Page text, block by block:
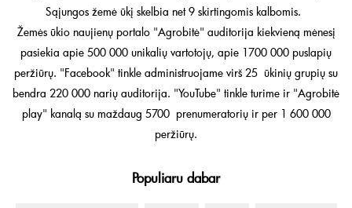
Sąjungos žemė ūkį skelbia net 9 skirtingomis kalbomis.
Žemės ūkio naujienų portalo "Agrobitė" auditorija kiekvieną mėnesį
pasiekia apie 500 000 unikalių vartotojų, apie 1700 000 puslapių
peržiūrų. "Facebook" tinkle administruojame virš 25 ūkinių grupių su
bendra 220 000 narių auditorija. "YouTube" tinkle turime ir "Agrobitė
play" kanalą su maždaug 5700 prenumeratorių ir per 1 600 000
peržiūrų.
Populiaru dabar